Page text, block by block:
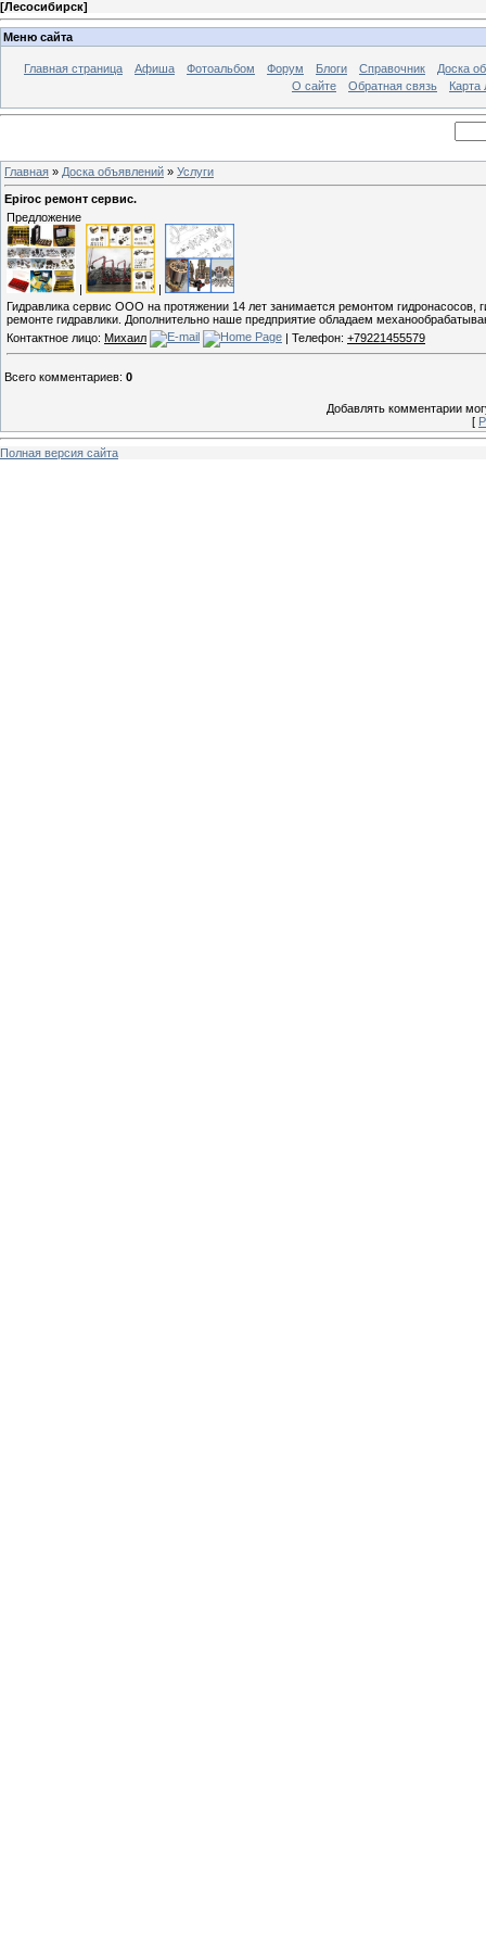
[Лесосибирск]
Меню сайта
Главная страница Афиша Фотоальбом Форум Блоги Справочник
Доска
О сайте
Обратная связь Карта
Главная » Доска объявлений » Услуги
Epiroc ремонт сервис.
Предложение
|
|
Гидравлика сервис ООО на протяжении 14 лет занимается ремонтом
ремонте гидравлики. Дополнительно наше предприятие обладаем
Контактное лицо: Михаил | Телефон: +79221455579
Всего комментариев: 0
Добавлять комментарии
[
Полная версия сайта